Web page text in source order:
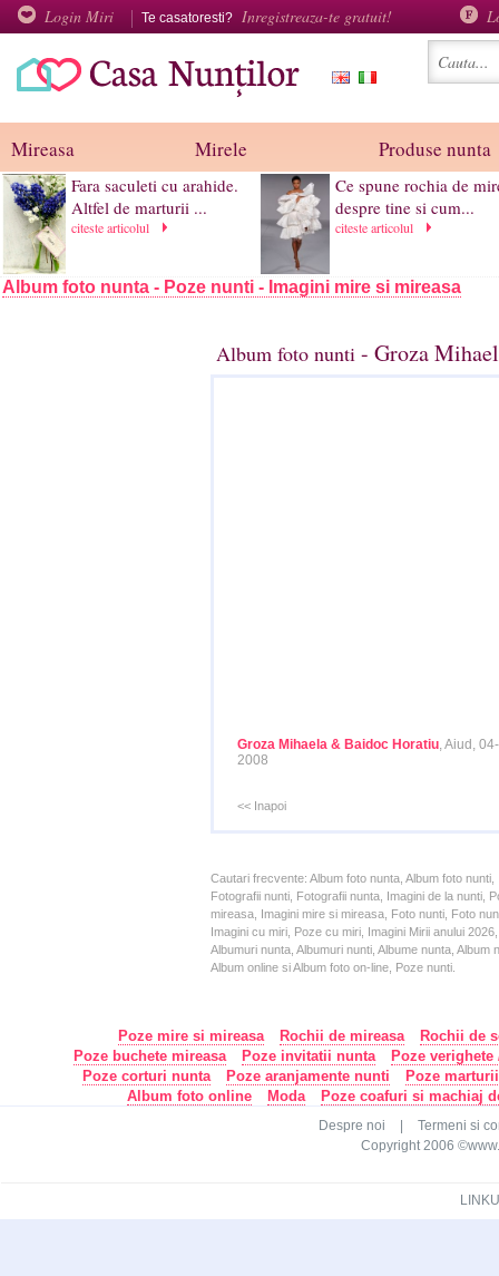
Login Miri Te casatoresti? Inregistreaza-te gratuit!
Mireasa Mirele Produse nunta
Fara saculeti cu arahide.
Altfel de marturii ...
citeste articolul
Ce spune rochia de
despre tine si cum...
citeste articolul
Album foto nunta - Poze nunti - Imagini mire si mireasa
Album foto nunti - Groza
Groza Mihaela & Baidoc Horatiu, Aiud,
2008
<< Inapoi
Cautari frecvente: Album foto nunta, Album foto
Fotografii nunti, Fotografii nunta, Imagini de la nunti,
mireasa, Imagini mire si mireasa, Foto nunti, Foto
Imagini cu miri, Poze cu miri, Imagini Mirii anului
Albumuri nunta, Albumuri nunti, Albume nunta,
Album online si Album foto on-line, Poze nunti.
Poze mire si mireasa Rochii de mireasa
Rochii de
Poze buchete mireasa
Poze invitatii nunta
Poze
Poze corturi nunta
Poze aranjamente nunti
Poze
Album foto online
Moda Poze coafuri si machiaj
Despre noi
Termeni si
Copyright 2006